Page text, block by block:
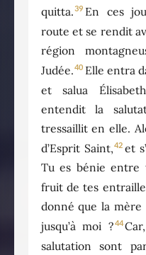
quitta.39 En ces
route et se rendit
région
Judée.40 Elle entra
et salua
entendit la
tressaillit en elle.
d’Esprit Saint,42 et
Tu es bénie entre
fruit de tes
donné que la
jusqu’à moi ?44
salutation sont